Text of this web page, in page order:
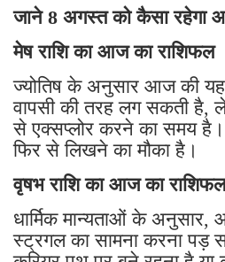
जाने 8 अगस्त को कैसा रहेगा
मेष राशि का आज का राशिफल
ज्योतिष के अनुसार आज की यह
वापसी की तरह लग सकती है,
से एक्सप्लोर करने का समय
फिर से लिखने का मौका है।
वृषभ राशि का आज का
धार्मिक मान्यताओं के अनुसार,
स्ट्रगल का सामना करना पड़